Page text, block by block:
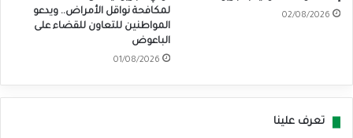
02/08/2026
لمكافحة نواقل الأمراض.. ويدعو
المواطنين للتعاون للقضاء على
الباعوض
01/08/2026
تعرف علينا